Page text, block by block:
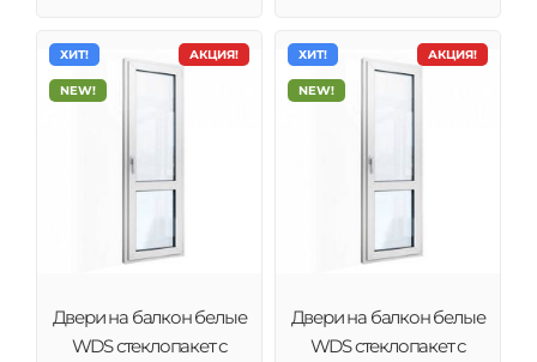
АКЦИЯ!
ХИТ!
NEW!
Двери на балкон белые
WDS стеклопакет с
АКЦИЯ!
ХИТ!
NEW!
Двери на балкон белые
WDS стеклопакет с